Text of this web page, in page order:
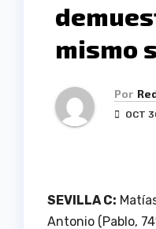
mismo
Por
OCT
SEVILLA C:
Antonio (Pablo,